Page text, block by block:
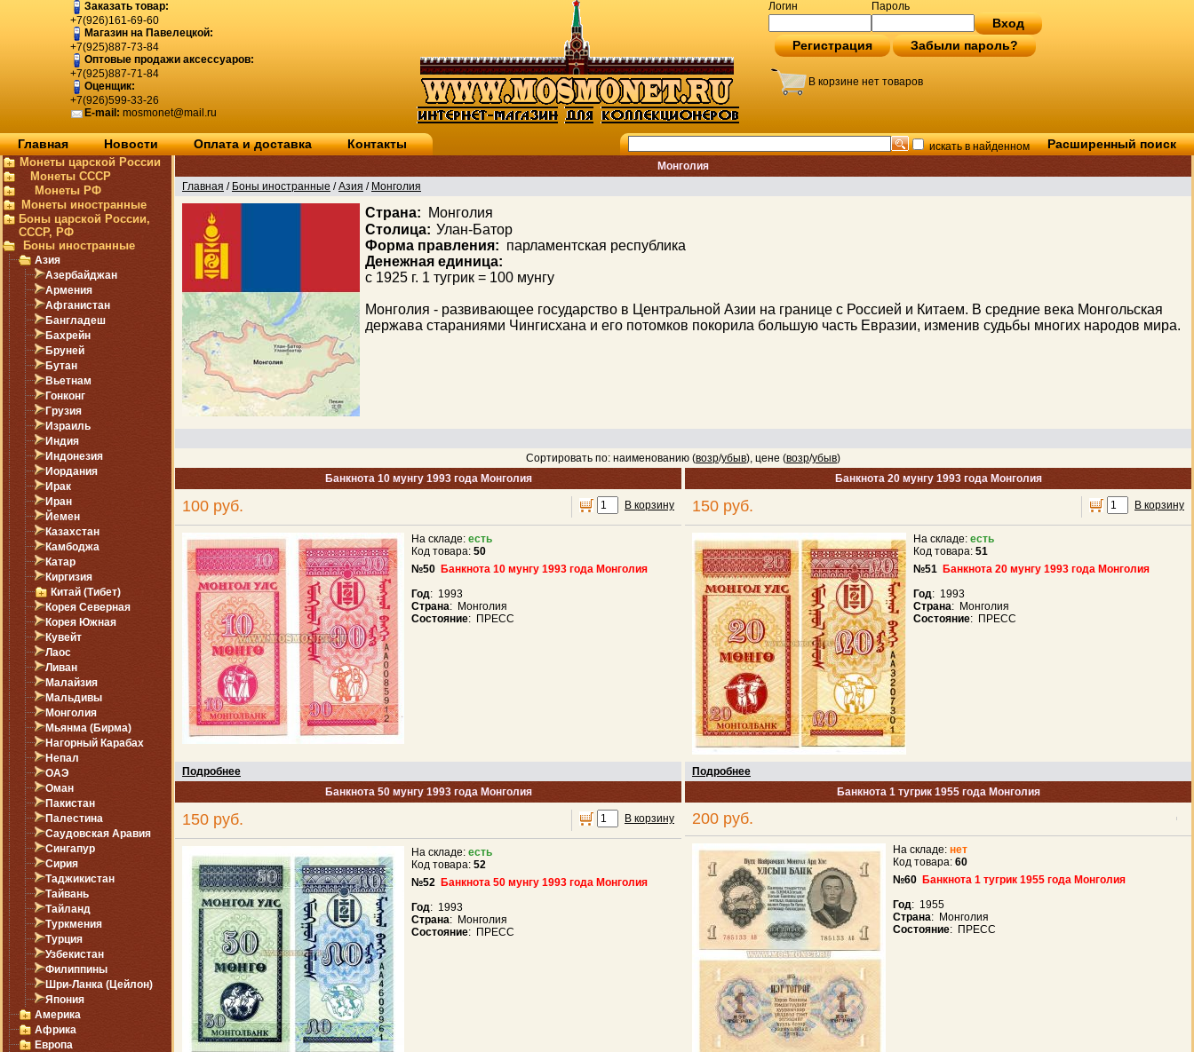
Заказать товар:
+7(926)161-69-60
Магазин на Павелецкой:
+7(925)887-73-84
Оптовые продажи аксессуаров:
+7(925)887-71-84
Оценщик:
+7(926)599-33-26
E-mail: mosmonet@mail.ru
Логин Пароль
Вход
Регистрация
Забыли пароль?
В корзине нет товаров
Главная Новости Оплата и доставка Контакты искать в найденном Расширенный поиск
Монеты царской России
Монеты СССР
Монеты РФ
Монеты иностранные
Боны царской России,
СССР, РФ
Боны иностранные
Азия
Азербайджан
Армения
Афганистан
Бангладеш
Бахрейн
Бруней
Бутан
Вьетнам
Гонконг
Грузия
Израиль
Индия
Индонезия
Иордания
Ирак
Иран
Йемен
Казахстан
Камбоджа
Катар
Киргизия
Китай (Тибет)
Корея Северная
Корея Южная
Кувейт
Лаос
Ливан
Малайзия
Мальдивы
Монголия
Мьянма (Бирма)
Нагорный Карабах
Непал
ОАЭ
Оман
Пакистан
Палестина
Саудовская Аравия
Сингапур
Сирия
Таджикистан
Тайвань
Тайланд
Туркмения
Турция
Узбекистан
Филиппины
Шри-Ланка (Цейлон)
Япония
Америка
Африка
Европа
Монголия
Главная / Боны иностранные /Азия / Монголия
Cтрана:
Монголия
Столица: Улан-Батор
Форма правления: парламентская республика
Денежная единица:
с 1925 г. 1 тугрик = 100 мунгу
Монголия - развивающее государство в Центральной Азии на границе с Россией и Китаем. В средние века Монгольская
держава стараниями Чингисхана и его потомков покорила большую часть Евразии, изменив судьбы многих народов мира.
Сортировать по: наименованию (возр/убыв), цене (возр/убыв)
Банкнота 10 мунгу 1993 года Монголия
100 руб. В корзину
На складе: есть
Код товара: 50
№50 Банкнота 10 мунгу 1993 года Монголия
Год: 1993
Страна: Монголия
Состояние: ПРЕСС
Банкнота 20 мунгу 1993 года Монголия
150 руб. В корзину
На складе: есть
Код товара: 51
№51 Банкнота 20 мунгу 1993 года Монголия
Год: 1993
Страна: Монголия
Состояние: ПРЕСС
Подробнее
Подробнее
Банкнота 50 мунгу 1993 года Монголия
150 руб. В корзину
На складе: есть
Код товара: 52
№52 Банкнота 50 мунгу 1993 года Монголия
Год: 1993
Страна: Монголия
Состояние: ПРЕСС
Банкнота 1 тугрик 1955 года Монголия
200 руб.
На складе: нет
Код товара: 60
№60 Банкнота 1 тугрик 1955 года Монголия
Год: 1955
Страна: Монголия
Состояние: ПРЕСС